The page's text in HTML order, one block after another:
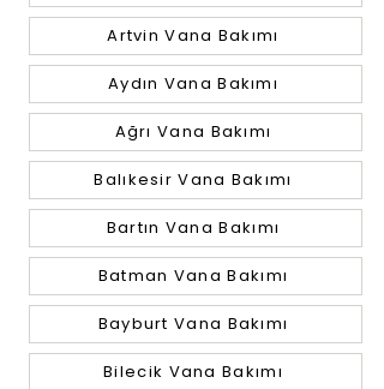
Artvin Vana Bakımı
Aydın Vana Bakımı
Ağrı Vana Bakımı
Balıkesir Vana Bakımı
Bartın Vana Bakımı
Batman Vana Bakımı
Bayburt Vana Bakımı
Bilecik Vana Bakımı